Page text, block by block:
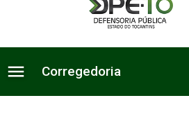
menu Corregedoria